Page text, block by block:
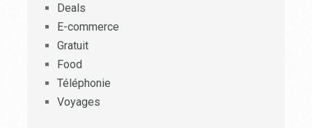
Deals
E-commerce
Gratuit
Food
Téléphonie
Voyages